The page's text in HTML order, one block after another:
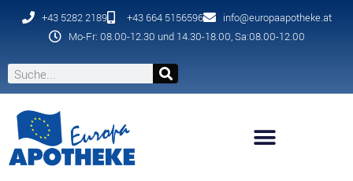
+43 5282 2189 +43 664 5156596
info@europaapotheke.at
Mo-Fr: 08.00-12.30 und 14.30-18.00, Sa:08.00-12.00